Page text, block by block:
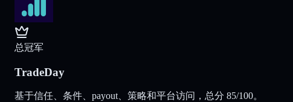
总冠军
TradeDay
基于信任、条件、payout、策略和平台访问，总分 85/100。